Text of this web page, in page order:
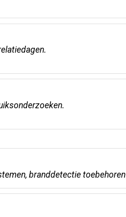
branddetectie toebehoren